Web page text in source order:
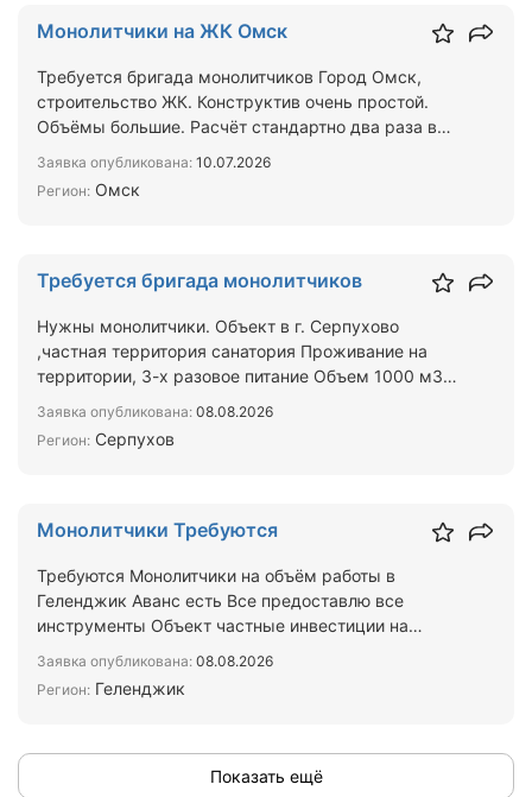
Монолитчики на ЖК Омск
Требуется бригада монолитчиков Город Омск,
строительство ЖК. Конструктив очень простой.
Объёмы большие. Расчёт стандартно два раза в
Заявка опубликована: 10.07.2026
Регион: Омск
Требуется бригада монолитчиков
Нужны монолитчики. Объект в г. Серпухово
,частная территория санатория Проживание на
территории, 3-х разовое питание Объем 1000 м3
Заявка опубликована: 08.08.2026
Регион: Серпухов
Монолитчики Требуются
Требуются Монолитчики на объём работы в
Геленджик Аванс есть Все предоставлю все
инструменты Объект частные инвестиции на
Заявка опубликована: 08.08.2026
Регион: Геленджик
Показать ещё